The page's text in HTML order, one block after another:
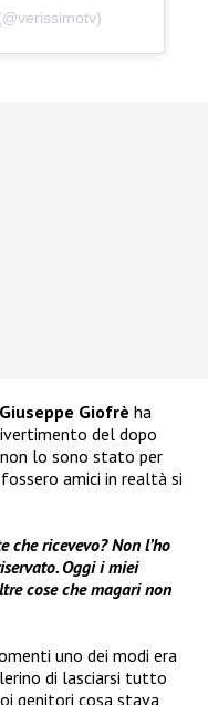
Giuseppe Giofrè ha
del dopo
lo sono stato per
amici in realtà si
che ricevevo? Non l’ho
Oggi i miei
cose che magari non
uno dei modi era
di lasciarsi tutto
genitori cosa stava